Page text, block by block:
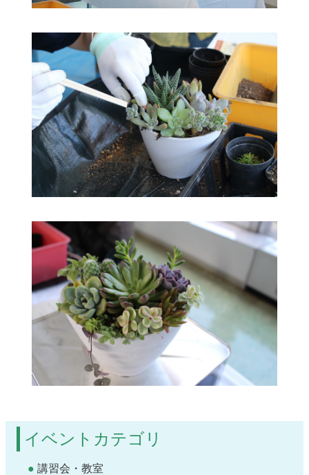
イベントカテゴリ
講習会・教室